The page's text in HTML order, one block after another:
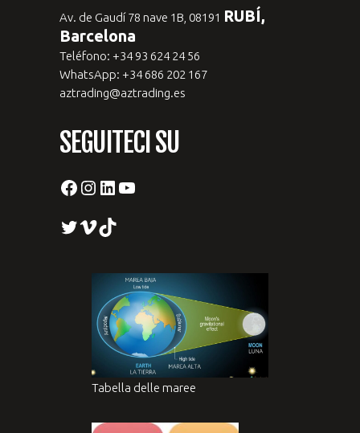
Av. de Gaudí 78 nave 1B, 08191 RUBÍ,
Barcelona
Teléfono: +34 93 624 24 56
WhatsApp: +34 686 202 167
aztrading@aztrading.es
SEGUITECI SU
Facebook
Instagram
LinkedIn
YouTube
Twitter
VimeoTikTok
Tabella delle maree